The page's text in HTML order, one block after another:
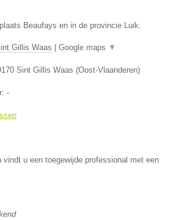
Beaufays en in de provincie Luik.
Gillis Waas Google maps ▼
Sint Gillis Waas (Oost-Vlaanderen)
-
vindt u een toegewijde professional met een